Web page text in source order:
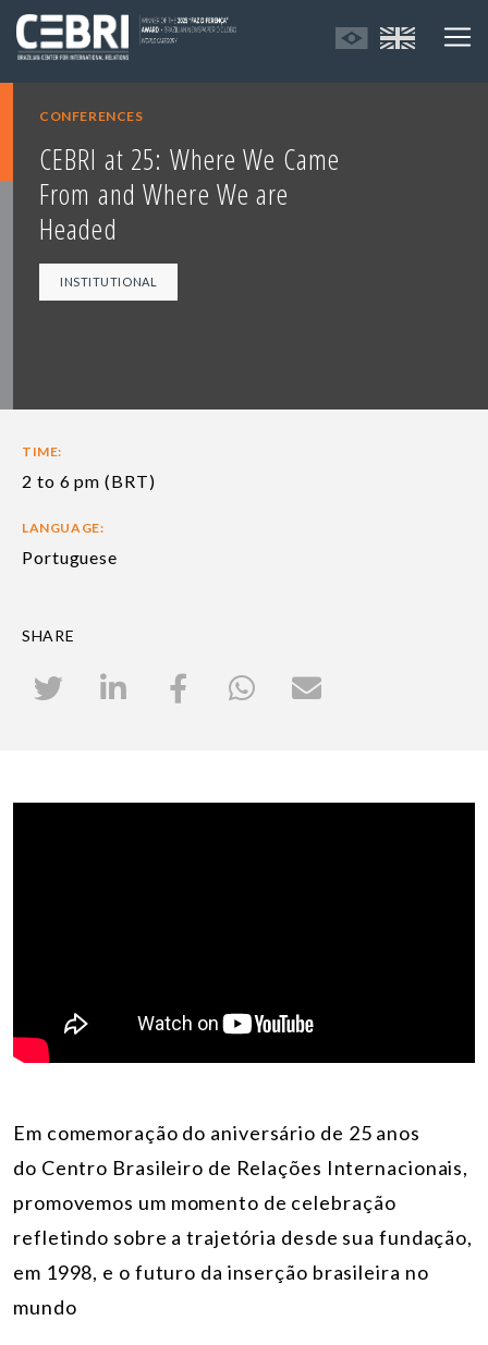
CONFERENCES
CEBRI at 25: Where We Came
From and Where We are
Headed
INSTITUTIONAL
TIME:
2 to 6 pm (BRT)
LANGUAGE:
Portuguese
SHARE
Em comemoração do aniversário de 25 anos
do Centro Brasileiro de Relações Internacionais,
promovemos um momento de celebração
refletindo sobre a trajetória desde sua fundação,
em 1998, e o futuro da inserção brasileira no
mundo